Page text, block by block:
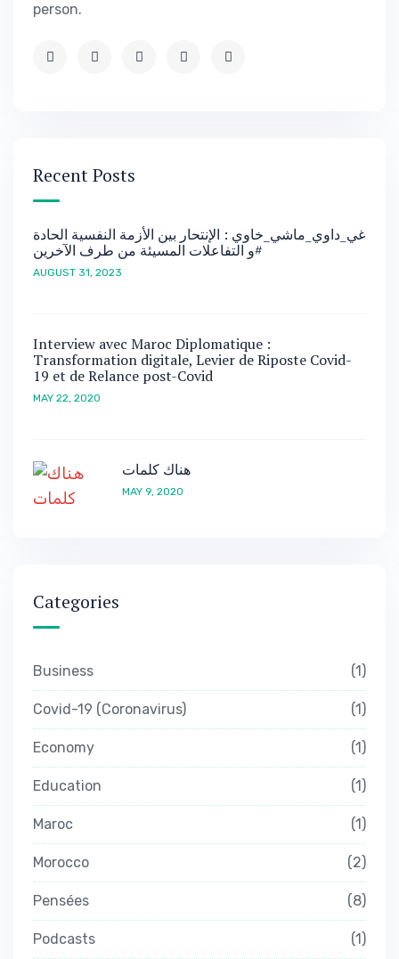
person.
Recent Posts
غي_داوي_ماشي_خاوي : الإنتحار بين الأزمة النفسية الحادة
و التفاعلات المسيئة من طرف الآخرين#
AUGUST 31, 2023
Interview avec Maroc Diplomatique :
Transformation digitale, Levier de Riposte Covid-
19 et de Relance post-Covid
MAY 22, 2020
هناك كلمات
MAY 9, 2020
Categories
Business 1
Covid-19 (Coronavirus) 1
Economy 1
Education 1
Maroc 1
Morocco 2
Pensées 8
Podcasts 1